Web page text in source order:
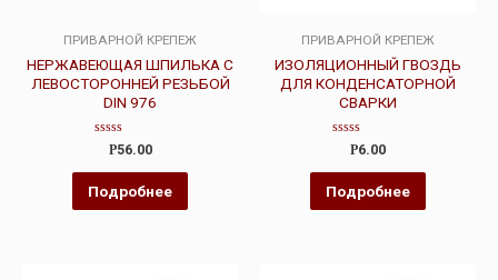
ПРИВАРНОЙ КРЕПЕЖ
НЕРЖАВЕЮЩАЯ ШПИЛЬКА С
ЛЕВОСТОРОННЕЙ РЕЗЬБОЙ
DIN 976
Оценка
из
Р56.00
Подробнее
ПРИВАРНОЙ КРЕПЕЖ
ИЗОЛЯЦИОННЫЙ ГВОЗДЬ
ДЛЯ КОНДЕНСАТОРНОЙ
СВАРКИ
Оценка
из
Р6.00
Подробнее